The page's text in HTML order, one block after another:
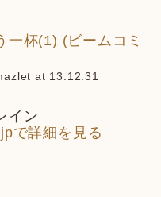
一杯(1) (ビームコミ
at 13.12.31
イン
で詳細を見る